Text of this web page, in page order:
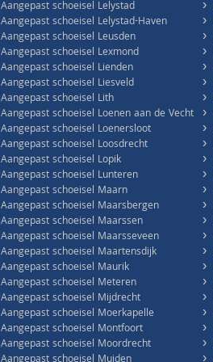
Aangepast schoeisel Lelystad
Aangepast schoeisel Lelystad-Haven
Aangepast schoeisel Leusden
Aangepast schoeisel Lexmond
Aangepast schoeisel Lienden
Aangepast schoeisel Liesveld
Aangepast schoeisel Lith
Aangepast schoeisel Loenen aan de Vecht
Aangepast schoeisel Loenersloot
Aangepast schoeisel Loosdrecht
Aangepast schoeisel Lopik
Aangepast schoeisel Lunteren
Aangepast schoeisel Maarn
Aangepast schoeisel Maarsbergen
Aangepast schoeisel Maarssen
Aangepast schoeisel Maarsseveen
Aangepast schoeisel Maartensdijk
Aangepast schoeisel Maurik
Aangepast schoeisel Meteren
Aangepast schoeisel Mijdrecht
Aangepast schoeisel Moerkapelle
Aangepast schoeisel Montfoort
Aangepast schoeisel Moordrecht
›
›
›
›
›
›
›
›
›
›
›
›
›
›
›
›
›
›
›
›
›
›
›